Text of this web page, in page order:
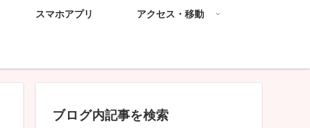
スマホアプリ アクセス・移動
ブログ内記事を検索